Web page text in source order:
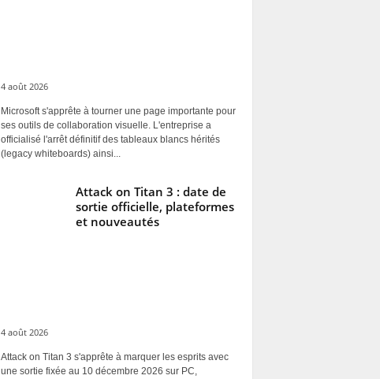
4 août 2026
Microsoft s'apprête à tourner une page importante pour
ses outils de collaboration visuelle. L'entreprise a
officialisé l'arrêt définitif des tableaux blancs hérités
(legacy whiteboards) ainsi...
Attack on Titan 3 : date de
sortie officielle, plateformes
et nouveautés
4 août 2026
Attack on Titan 3 s'apprête à marquer les esprits avec
une sortie fixée au 10 décembre 2026 sur PC,